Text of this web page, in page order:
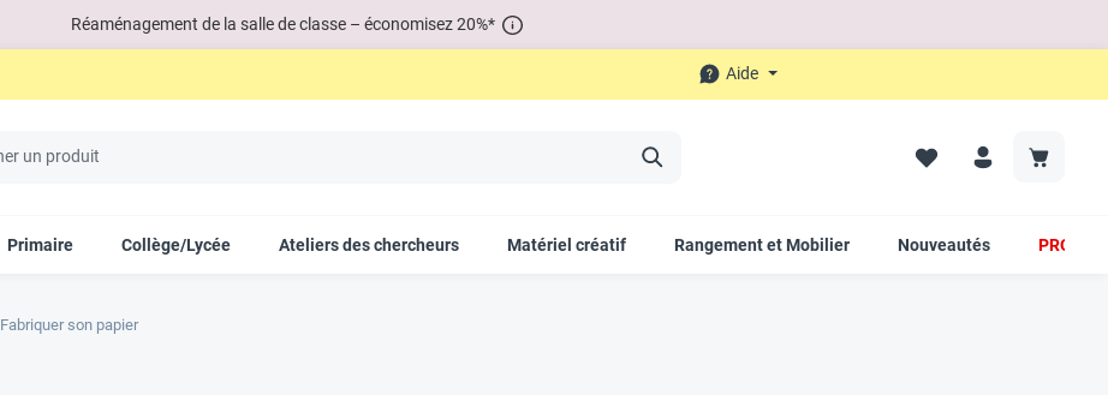
Réaménagement de la salle de classe – économisez 20%*
Aide
Primaire Collège/Lycée Ateliers des chercheurs Matériel créatif Rangement et Mobilier Nouveautés PROMO
Fabriquer son papier